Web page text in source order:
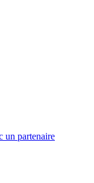
un partenaire